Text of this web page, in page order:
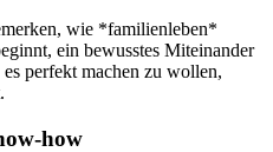
wie *familienleben*
ein bewusstes Miteinander
perfekt machen zu wollen,
how